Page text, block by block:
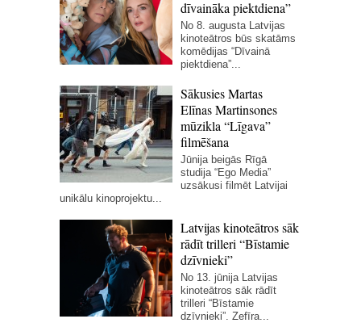
dīvaināka piektdiena”
No 8. augusta Latvijas
kinoteātros būs skatāms
komēdijas “Dīvainā
piektdiena”...
Sākusies Martas
Elīnas Martinsones
mūzikla “Līgava”
filmēšana
Jūnija beigās Rīgā
studija “Ego Media”
uzsākusi filmēt Latvijai
unikālu kinoprojektu...
Latvijas kinoteātros sāk
rādīt trilleri “Bīstamie
dzīvnieki”
No 13. jūnija Latvijas
kinoteātros sāk rādīt
trilleri “Bīstamie
dzīvnieki”. Zefīra...